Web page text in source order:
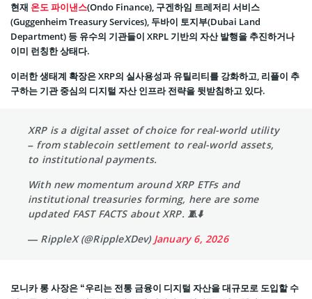
현재 온도 파이낸스(Ondo Finance), 구겐하임 트레저리 서비스
(Guggenheim Treasury Services), 두바이 토지부(Dubai Land
Department) 등 유수의 기관들이 XRPL 기반의 자산 발행을 추진하거나
이미 런칭한 상태다.
이러한 생태계 확장은 XRP의 실사용성과 유틸리티를 강화하고, 리플이 추
구하는 기관 중심의 디지털 자산 인프라 전략을 뒷받침하고 있다.
XRP is a digital asset of choice for real-world utility
– from stablecoin settlement to real-world assets,
to institutional payments.
With new momentum around XRP ETFs and
institutional treasuries forming, here are some
updated FAST FACTS about XRP. 🧵⬇️
— RippleX (@RippleXDev) January 6, 2026
모니카 롱 사장은 “우리는 전통 금융이 디지털 자산을 대규모로 도입할 수